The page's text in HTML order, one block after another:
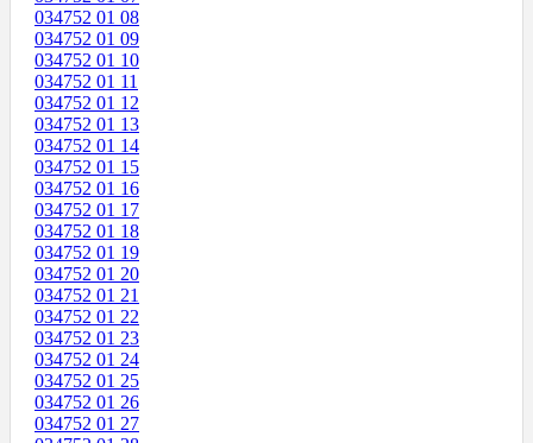
034752 01 08
034752 01 09
034752 01 10
034752 01 11
034752 01 12
034752 01 13
034752 01 14
034752 01 15
034752 01 16
034752 01 17
034752 01 18
034752 01 19
034752 01 20
034752 01 21
034752 01 22
034752 01 23
034752 01 24
034752 01 25
034752 01 26
034752 01 27